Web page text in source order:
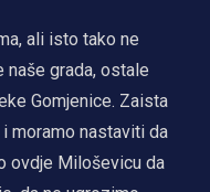
ali isto tako ne
grada, ostale
Gomjenice. Zaista
moramo nastaviti da
ovdje Miloševicu da